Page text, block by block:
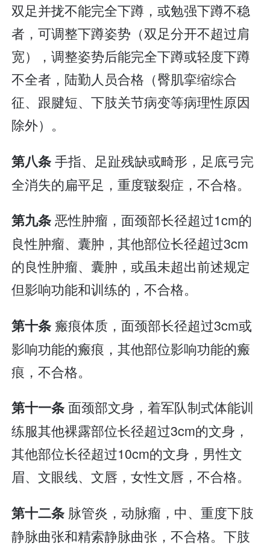
双足并拢不能完全下蹲，或勉强下蹲不稳
者，可调整下蹲姿势（双足分开不超过肩
宽），调整姿势后能完全下蹲或轻度下蹲
不全者，陆勤人员合格（臀肌挛缩综合
征、跟腱短、下肢关节病变等病理性原因
除外）。
第八条手指、足趾残缺或畸形，足底弓完
全消失的扁平足，重度皲裂症，不合格。
第九条恶性肿瘤，面颈部长径超过1cm的
良性肿瘤、囊肿，其他部位长径超过3cm
的良性肿瘤、囊肿，或虽未超出前述规定
但影响功能和训练的，不合格。
第十条 瘢痕体质，面颈部长径超过3cm或
影响功能的瘢痕，其他部位影响功能的瘢
痕，不合格。
第十一条面颈部文身，着军队制式体能训
练服其他裸露部位长径超过3cm的文身，
其他部位长径超过10cm的文身，男性文
眉、文眼线、文唇，女性文唇，不合格。
第十二条 脉管炎，动脉瘤，中、重度下肢
静脉曲张和精索静脉曲张，不合格。下肢